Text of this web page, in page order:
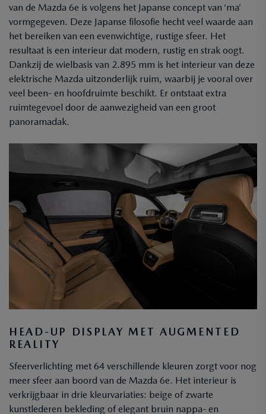
van de Mazda 6e is volgens het Japanse concept van ‘ma’
vormgegeven. Deze Japanse filosofie hecht veel waarde aan
het bereiken van een evenwichtige, rustige sfeer. Het
resultaat is een interieur dat modern, rustig en strak oogt.
Dankzij de wielbasis van 2.895 mm is het interieur van deze
elektrische Mazda uitzonderlijk ruim, waarbij je vooral over
veel been- en hoofdruimte beschikt. Er ontstaat extra
ruimtegevoel door de aanwezigheid van een groot
panoramadak.
HEAD-UP DISPLAY MET AUGMENTED
REALITY
Sfeerverlichting met 64 verschillende kleuren zorgt voor nog
meer sfeer aan boord van de Mazda 6e. Het interieur is
verkrijgbaar in drie kleurvariaties: beige of zwarte
kunstlederen bekleding of elegant bruin nappa- en